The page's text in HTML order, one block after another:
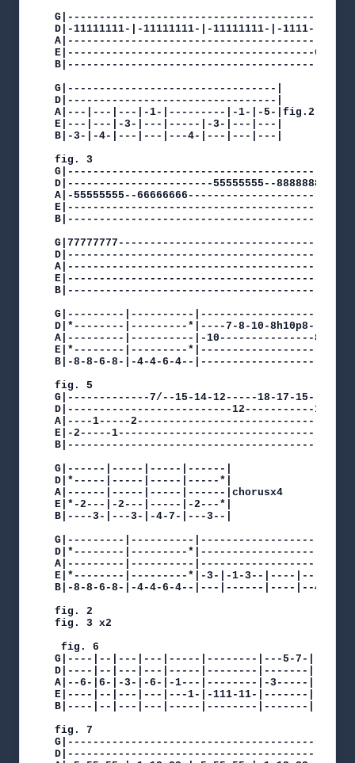
G|-------------------------------------------|
D|-11111111-|-11111111-|-11111111-|-1111-----|
A|-------------------------------------------|
E|---------------------------------------6-4-|
B|-------------------------------------------|
G|---------------------------------|
D|---------------------------------|
A|---|---|---|-1-|---------|-1-|-5-|fig.2
E|---|---|-3-|---|-----|-3-|---|---|
B|-3-|-4-|---|---|---4-|---|---|---|
fig. 3
D|-----------------------55555555--
A|-55555555--
G|---------|----------|----------------------
D|*--------|---------*|----7-8-10-
A|---------|----------|-10---------------8-8-
E|*--------|---------*|----------------------
B|-8-8-6-8-|-4-4-6-4--|----------------------
fig. 5
G|-------------7/--15-14-12-----18-17-
D|--------------------------12-----------15--18-
A|----1-----
E|-2-----
G|------|-----|-----|------|
D|*-----|-----|-----|-----*|
A|------|-----|-----|------|chorusx4
E|*-2---|-2---|-----|-2---*|
B|----3-|---3-|-4-7-|---3--|
G|---------|----------
D|*--------|---------
A|---------|----------
E|*--------|---------*|-3-|-1-3--|----|-------
B|-8-8-6-8-|-4-4-6-4--|---|------|----|--4--
fig. 2
fig. 3 x2
fig. 6
G|----|--|---|---|-----|--------|---5-7-|-8-7-
D|----|--|---|---|-----|--------|-------
A|--6-|6-|-3-|-6-|-1---|--------|-3-----
E|----|--|---|---|---1-|-111-11-|-------
B|----|--|---|---|-----|--------|-------
fig. 7